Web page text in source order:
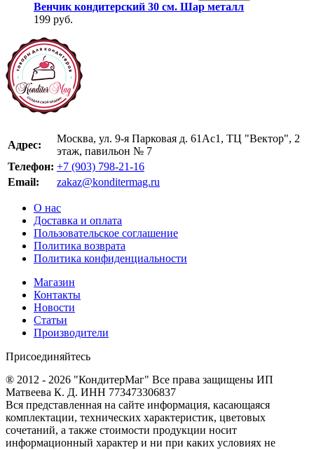
Венчик кондитерский 30 см. Шар металл
199 руб.
Адрес:
Москва, ул. 9-я Парковая д. 61Ас1, ТЦ "Вектор", 2
этаж, павильон № 7
Телефон: +7 (903) 798-21-16
Email:
zakaz@konditermag.ru
О нас
Доставка и оплата
Пользовательское соглашение
Политика возврата
Политика конфиденциальности
Магазин
Контакты
Новости
Статьи
Производители
Присоединяйтесь
® 2012 - 2026 "КондитерМаг" Все права защищены ИП
Матвеева К. Д. ИНН 773473306837
Вся представленная на сайте информация, касающаяся
комплектации, технических характеристик, цветовых
сочетаний, а также стоимости продукции носит
информационный характер и ни при каких условиях не